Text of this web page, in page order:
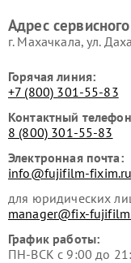
Адрес
г. Махачкала, ул.
Горячая линия:
+7 (800) 301-55-83
Контактный
8 (800) 301-55-83
Электронная почта:
info@fujifilm-fixim.ru
для юридических
manager@fix-
График работы:
ПН-ВСК с 9:00 до